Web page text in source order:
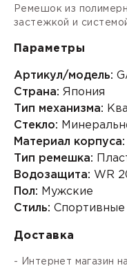
Ремешок из
застежкой и
Параметры
Артикул/модель:
Страна: Япония
Тип механизма:
Стекло:
Материал корпуса:
Тип ремешка:
Водозащита: WR
Пол: Мужские
Стиль: Спортивные
Доставка
- Интернет магазин